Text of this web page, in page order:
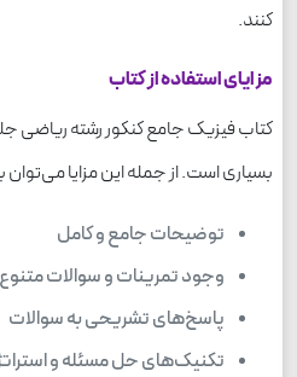
کنند.
مزایای استفاده از کتاب
کتاب فیزیک جامع کنکور رشته ریاضی
بسیاری است. از جمله این مزایا می‌توان
توضیحات جامع و کامل
وجود تمرینات و سوالات متنوع
پاسخ‌های تشریحی به سوالات
تکنیک‌های حل مسئله و